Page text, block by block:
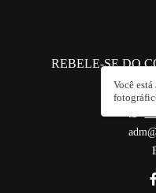
REBELE-SE DO
+55
Você